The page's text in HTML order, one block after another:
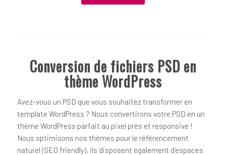
Conversion de fichiers PSD en
thème WordPress
Avez-vous un PSD que vous souhaitez transformer en
template WordPress ? Nous convertirons votre PSD en un
thème WordPress parfait au pixel près et responsive !
Nous optimisons nos thèmes pour le référencement
naturel (SEO friendly), ils disposent également d’espaces